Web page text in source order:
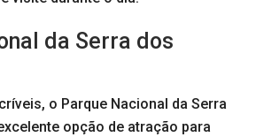
da Serra dos
o Parque Nacional da Serra
opção de atração para